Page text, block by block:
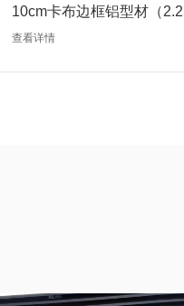
10cm卡布边框铝型材（
银色）
查看详情